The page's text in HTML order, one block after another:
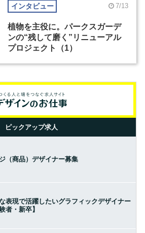
インタビュー 7/13
植物を主役に。パークスガーデ
ンの“残して磨く”リニューアル
プロジェクト（1）
ピックアップ求人
（商品）デザイナー募集
表現で活躍したいグラフィックデザイナー
者・新卒】